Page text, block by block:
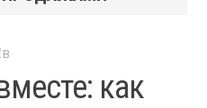
как